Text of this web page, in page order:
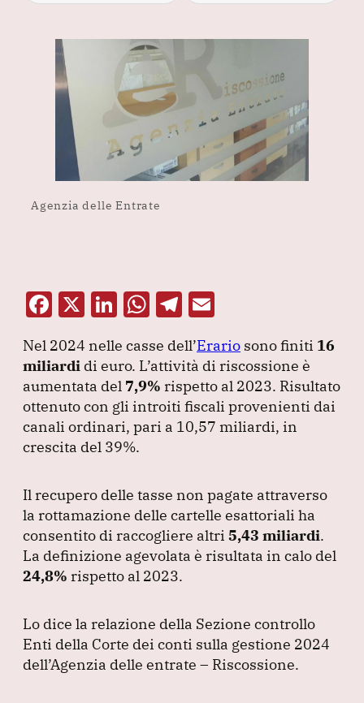
Agenzia delle Entrate
F
c
e
b
o
o
k
X Li
k
e
dI
n
W
at
s
A
p
T
e
gr
a
m
ai
l
Nel 2024 nelle casse dell’Erario sono finiti 16
miliardi di euro. L’attività di riscossione è
aumentata del 7,9% rispetto al 2023. Risultato
ottenuto con gli introiti fiscali provenienti dai
canali ordinari, pari a 10,57 miliardi, in
crescita del 39%.
Il recupero delle tasse non pagate attraverso
la rottamazione delle cartelle esattoriali ha
consentito di raccogliere altri 5,43 miliardi.
La definizione agevolata è risultata in calo del
24,8% rispetto al 2023.
Lo dice la relazione della Sezione controllo
Enti della Corte dei conti sulla gestione 2024
dell’Agenzia delle entrate – Riscossione.